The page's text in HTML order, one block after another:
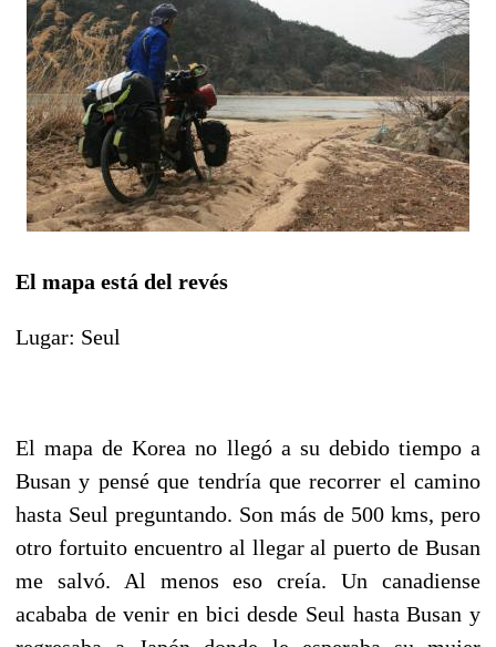
El mapa está del revés
Lugar: Seul
El mapa de Korea no llegó a su debido tiempo a
Busan y pensé que tendría que recorrer el camino
hasta Seul preguntando. Son más de 500 kms, pero
otro fortuito encuentro al llegar al puerto de Busan
me salvó. Al menos eso creía. Un canadiense
acababa de venir en bici desde Seul hasta Busan y